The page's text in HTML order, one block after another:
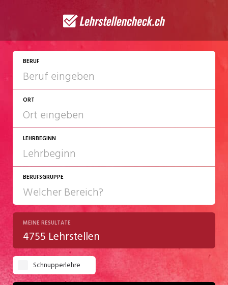
BERUF
ORT
LEHRBEGINN
2027
2028
BERUFSGRUPPE
Chemie/Pharma
Gastgewerbe
Gesundheit/Pflege/Soziales
MEINE RESULTATE
4755 Lehrstellen
Schnupperlehre